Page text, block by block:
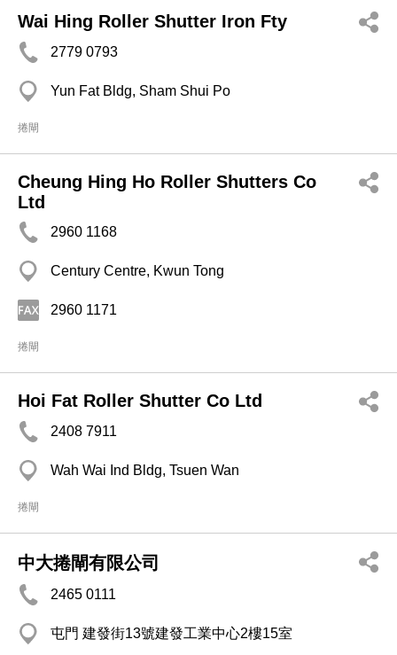
Wai Hing Roller Shutter Iron Fty
2779 0793
Yun Fat Bldg, Sham Shui Po
捲閘
Cheung Hing Ho Roller Shutters Co
Ltd
2960 1168
Century Centre, Kwun Tong
2960 1171
捲閘
Hoi Fat Roller Shutter Co Ltd
2408 7911
Wah Wai Ind Bldg, Tsuen Wan
捲閘
中大捲閘有限公司
2465 0111
屯門 建發街13號建發工業中心2樓15室